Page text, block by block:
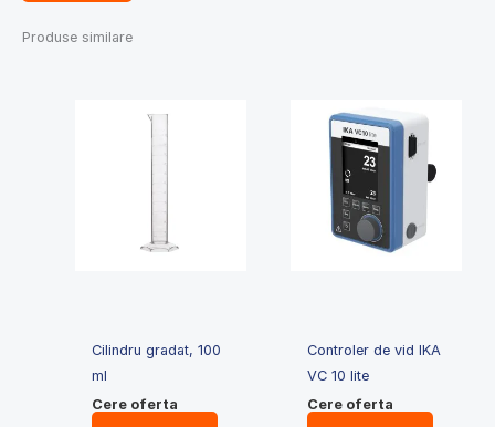
Produse similare
Cilindru gradat, 100
ml
Cere oferta
Controler de vid IKA
VC 10 lite
Cere oferta